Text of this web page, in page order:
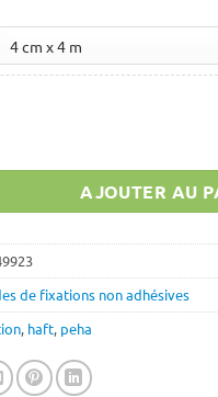
1,89 €
à
3,09 €
AJOUTER AU
de fixations non adhésives
, haft, peha